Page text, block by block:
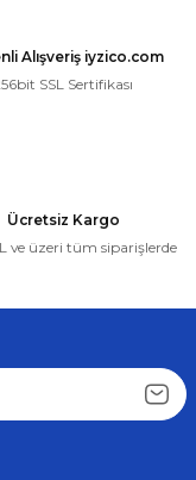
Alışveriş iyzico.com
SSL Sertifikası
Ücretsiz Kargo
ve üzeri tüm siparişlerde